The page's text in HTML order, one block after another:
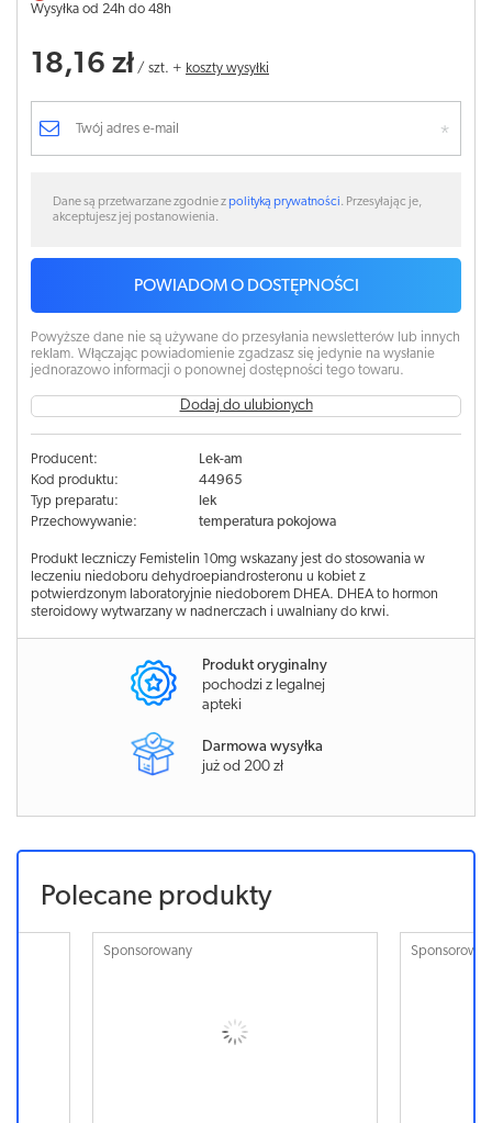
Wysyłka od 24h do 48h
18,16 zł / szt. + koszty wysyłki
Dane są przetwarzane zgodnie zpolityką prywatności. Przesyłając je,
akceptujesz jej postanowienia.
POWIADOM O DOSTĘPNOŚCI
Powyższe dane nie są używane do przesyłania newsletterów lub innych
reklam. Włączając powiadomienie zgadzasz się jedynie na wysłanie
jednorazowo informacji o ponownej dostępności tego towaru.
Dodaj do ulubionych
Producent:
Lek-am
Kod produktu:
44965
Typ preparatu:
lek
Przechowywanie:
temperatura pokojowa
Produkt leczniczy Femistelin 10mg wskazany jest do stosowania w
leczeniu niedoboru dehydroepiandrosteronu u kobiet z
potwierdzonym laboratoryjnie niedoborem DHEA. DHEA to hormon
steroidowy wytwarzany w nadnerczach i uwalniany do krwi.
Produkt oryginalny
pochodzi z legalnej
apteki
Darmowa wysyłka
już od 200 zł
Polecane produkty
Sponsorowany